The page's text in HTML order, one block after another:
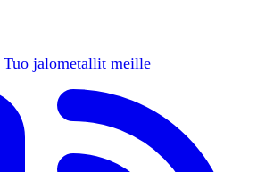
Tuo jalometallit meille